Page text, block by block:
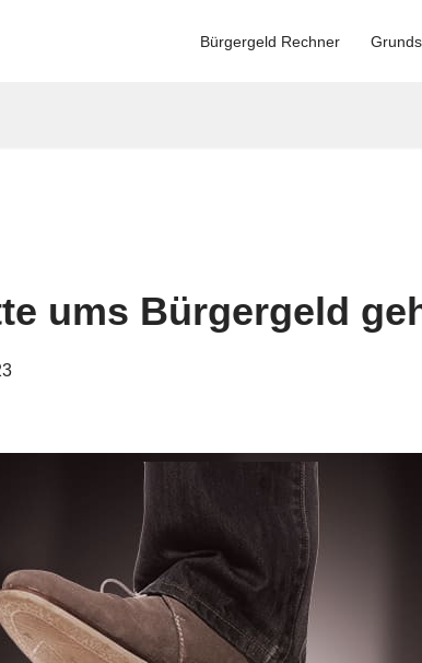
Bürgergeld Rechner
ums Bürgergeld